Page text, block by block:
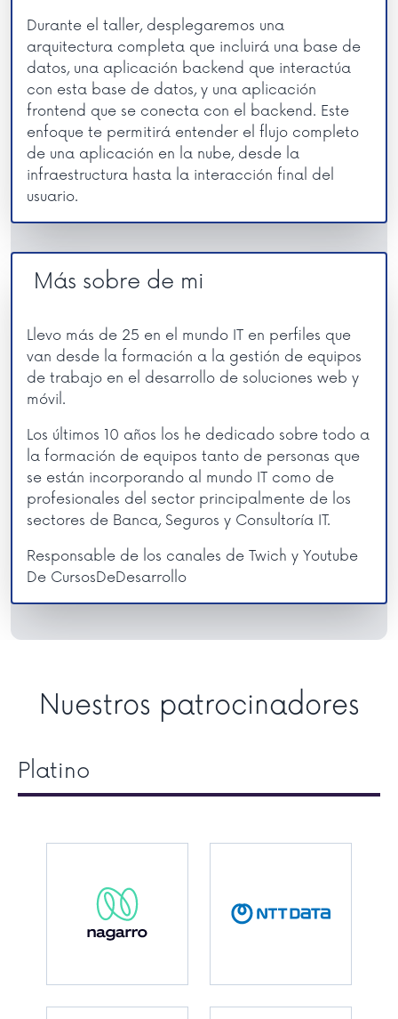
Durante el taller, desplegaremos una
arquitectura completa que incluirá una base de
datos, una aplicación backend que interactúa
con esta base de datos, y una aplicación
frontend que se conecta con el backend. Este
enfoque te permitirá entender el flujo completo
de una aplicación en la nube, desde la
infraestructura hasta la interacción final del
usuario.
Más sobre de mi
Llevo más de 25 en el mundo IT en perfiles que
van desde la formación a la gestión de equipos
de trabajo en el desarrollo de soluciones web y
móvil.
Los últimos 10 años los he dedicado sobre todo a
la formación de equipos tanto de personas que
se están incorporando al mundo IT como de
profesionales del sector principalmente de los
sectores de Banca, Seguros y Consultoría IT.
Responsable de los canales de Twich y Youtube
De CursosDeDesarrollo
Nuestros patrocinadores
Platino